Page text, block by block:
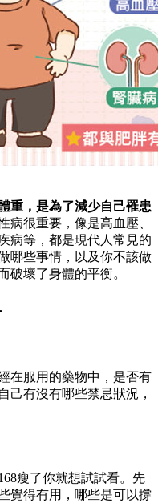
重，是為了減少自己罹患
病很重要，像是高血壓、
病等，都是現代人常見的
哪些事情，以及你不該做
破壞了身體的平衡。
在服用的藥物中，是否有
己有沒有哪些禁忌狀況，
瘦了你就想試試看。先
覺得有用，哪些是可以撐